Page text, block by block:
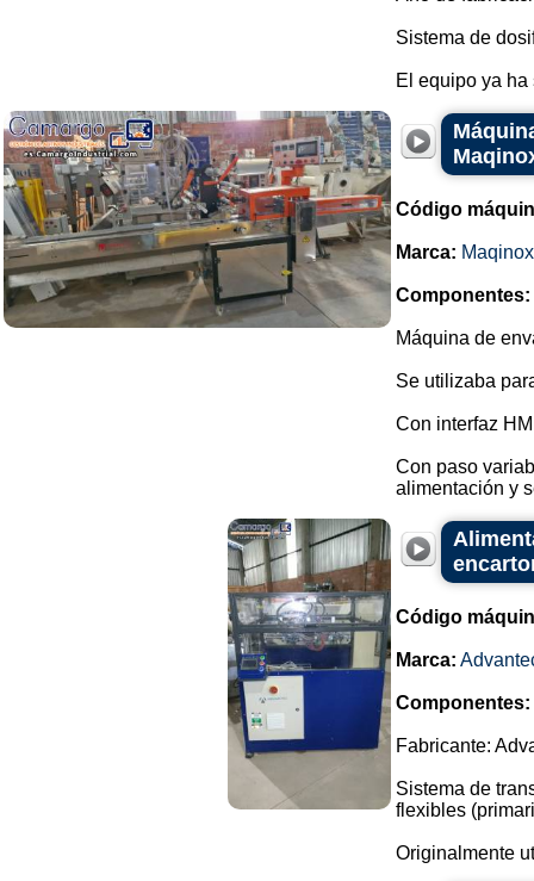
Sistema de
El equipo ya ha
Código
Marca: Maqinox
Componentes:
Máquina de
Se utilizaba
Con interfaz
Con paso
alimentación y
Código
Marca:
Componentes:
Fabricante:
Sistema de
flexibles
Originalmente